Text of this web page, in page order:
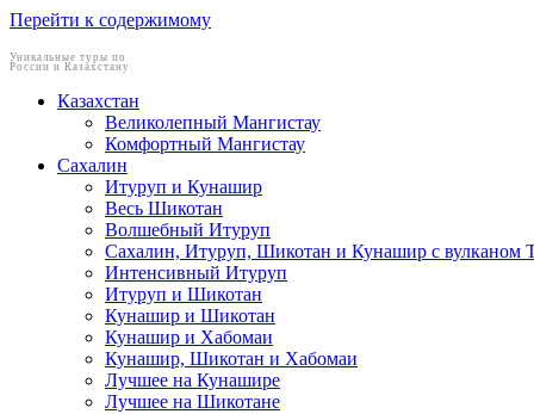
Перейти к содержимому
Уникальные туры по
России и Казахстану
Казахстан
Великолепный Мангистау
Комфортный Мангистау
Сахалин
Итуруп и Кунашир
Весь Шикотан
Волшебный Итуруп
Сахалин, Итуруп, Шикотан и Кунашир с вулканом
Интенсивный Итуруп
Итуруп и Шикотан
Кунашир и Шикотан
Кунашир и Хабомаи
Кунашир, Шикотан и Хабомаи
Лучшее на Кунашире
Лучшее на Шикотане